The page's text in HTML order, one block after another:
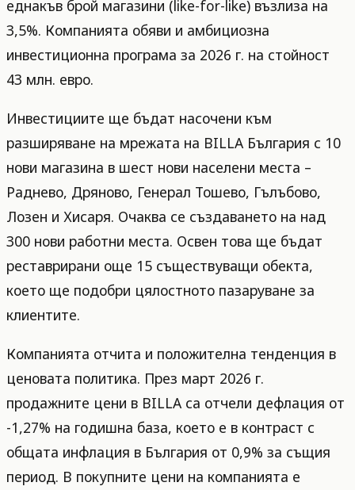
еднакъв брой магазини (like-for-like) възлиза на
3,5%. Компанията обяви и амбициозна
инвестиционна програма за 2026 г. на стойност
43 млн. евро.
Инвестициите ще бъдат насочени към
разширяване на мрежата на BILLA България с 10
нови магазина в шест нови населени места –
Раднево, Дряново, Генерал Тошево, Гълъбово,
Лозен и Хисаря. Очаква се създаването на над
300 нови работни места. Освен това ще бъдат
реставрирани още 15 съществуващи обекта,
което ще подобри цялостното пазаруване за
клиентите.
Компанията отчита и положителна тенденция в
ценовата политика. През март 2026 г.
продажните цени в BILLA са отчели дефлация от
-1,27% на годишна база, което е в контраст с
общата инфлация в България от 0,9% за същия
период. В покупните цени на компанията е